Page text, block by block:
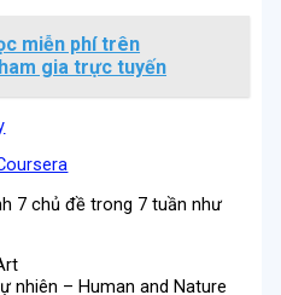
miễn phí trên
gia trực tuyến
7 chủ đề trong 7 tuần như
nhiên – Human and Nature